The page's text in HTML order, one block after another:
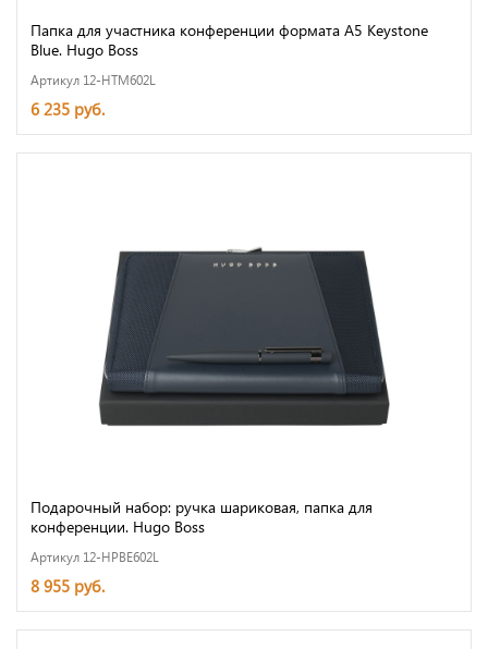
Папка для участника конференции формата А5 Keystone
Blue. Hugo Boss
Артикул 12-HTM602L
6 235 руб.
Подарочный набор: ручка шариковая, папка для
конференции. Hugo Boss
Артикул 12-HPBE602L
8 955 руб.